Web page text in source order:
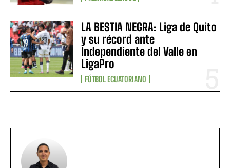
LA BESTIA NEGRA: Liga de Quito
y su récord ante
Independiente del Valle en
LigaPro
FÚTBOL ECUATORIANO